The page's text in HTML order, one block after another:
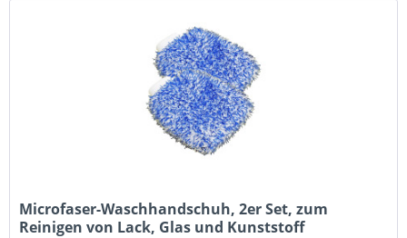
Microfaser-Waschhandschuh, 2er Set, zum
Reinigen von Lack, Glas und Kunststoff